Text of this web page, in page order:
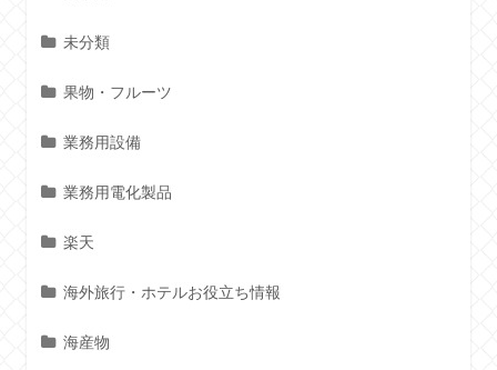
未分類
果物・フルーツ
業務用設備
業務用電化製品
楽天
海外旅行・ホテルお役立ち情報
海産物